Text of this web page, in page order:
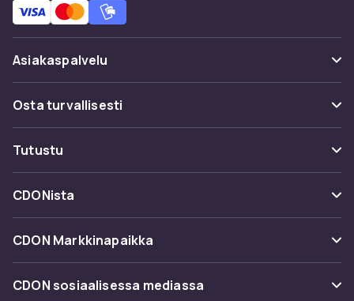
Asiakaspalvelu
Usein kysyttyä (UKK)
Seuraa pakettia
Ota yhteyttä
Osta turvallisesti
Maksuvaihtoehdot
Toimitus
Takaisinvedot
Tutustu
Kategoriat
Tuotemerkit
CDONista
Tietoa meistä
Asiakasarvionnit
CDON Markkinapaikka
Merchant Help Center
CDON sosiaalisessa mediassa